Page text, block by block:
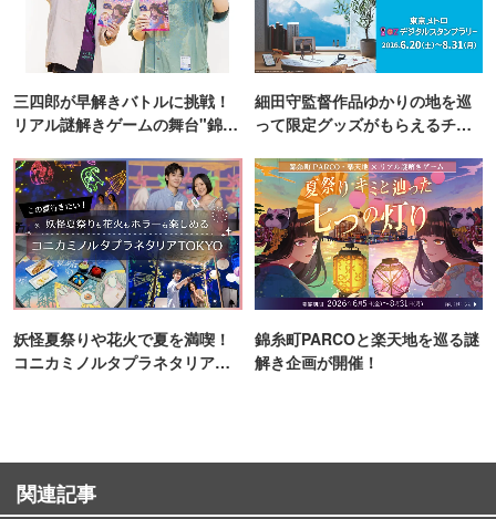
三四郎が早解きバトルに挑戦！
リアル謎解きゲームの舞台"錦糸
細田守監督作品ゆかりの地を巡
って限定グッズがもらえるチャ
妖怪夏祭りや花火で夏を満喫！
コニカミノルタプラネタリア
錦糸町PARCOと楽天地を巡る謎
解き企画が開催！
関連記事